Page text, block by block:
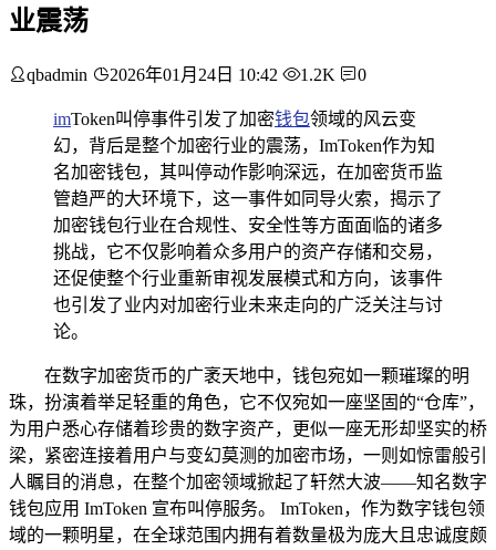
业震荡
qbadmin 2026年01月24日 10:42 1.2K 0
imToken叫停事件引发了加密钱包领域的风云变
幻，背后是整个加密行业的震荡，ImToken作为知
名加密钱包，其叫停动作影响深远，在加密货币监
管趋严的大环境下，这一事件如同导火索，揭示了
加密钱包行业在合规性、安全性等方面面临的诸多
挑战，它不仅影响着众多用户的资产存储和交易，
还促使整个行业重新审视发展模式和方向，该事件
也引发了业内对加密行业未来走向的广泛关注与讨
论。
在数字加密货币的广袤天地中，钱包宛如一颗璀璨的明
珠，扮演着举足轻重的角色，它不仅宛如一座坚固的“仓库”，
为用户悉心存储着珍贵的数字资产，更似一座无形却坚实的桥
梁，紧密连接着用户与变幻莫测的加密市场，一则如惊雷般引
人瞩目的消息，在整个加密领域掀起了轩然大波——知名数字
钱包应用 ImToken 宣布叫停服务。 ImToken，作为数字钱包领
域的一颗明星，在全球范围内拥有着数量极为庞大且忠诚度颇